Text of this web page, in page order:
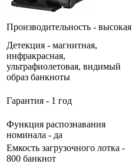
Производительность - высокая
Детекция - магнитная,
инфракрасная,
ультрафиолетовая, видимый
образ банкноты
Гарантия - 1 год
Функция распознавания
номинала - да
Емкость загрузочного лотка -
800 банкнот